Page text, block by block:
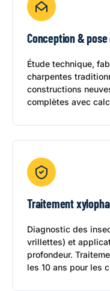
Conception &
Étude technique,
charpentes
constructions
complètes avec
Traitement
Diagnostic des
vrillettes) et
profondeur.
les 10 ans pour les